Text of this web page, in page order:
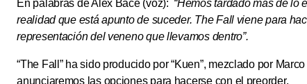
En palabras de Alex Bace (voz): “Hemos tardado más de lo
realidad que está apunto de suceder. The Fall viene para
representación del veneno que llevamos dentro”.
“The Fall” ha sido producido por “Kuen”, mezclado por
anunciaremos las opciones para hacerse con el preorder.